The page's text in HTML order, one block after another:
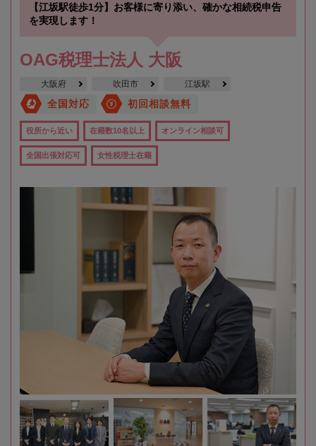
【江坂駅徒歩1分】お客様に寄り添い、確かな相続税申告
を実現します！
OAG税理士法人 大阪
大阪府 吹田市 江坂駅
全国対応 初回相談無料
役所から近い 在籍数10名以上 オンライン相談可
全国出張対応可 女性税理士在籍